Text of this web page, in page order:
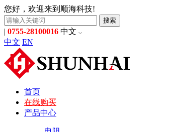
您好，欢迎来到顺海科技!
搜索
| 0755-28100016 中文
中文 EN
首页
在线购买
产品中心